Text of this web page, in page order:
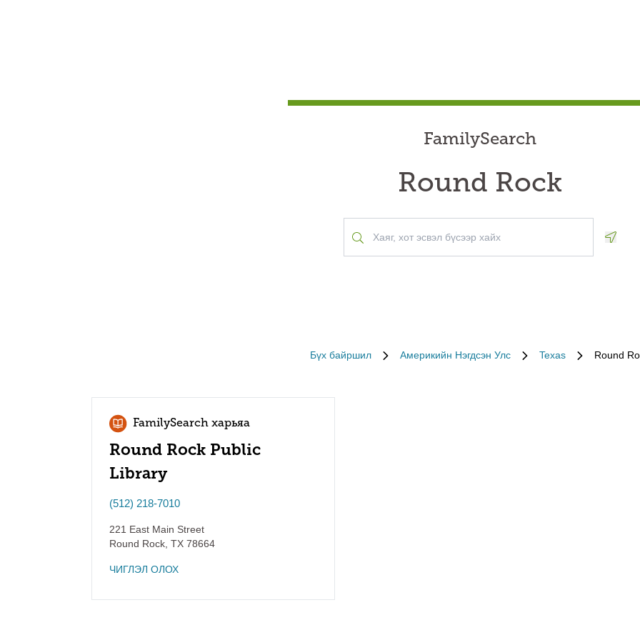
FamilySearch
Round Rock
Бүх байршил Америкийн Нэгдсэн Улс Texas Round
FamilySearch харьяа
Round Rock Public
Library
(512) 218-7010
221 East Main Street
Round Rock TX 78664
ЧИГЛЭЛ ОЛОХ